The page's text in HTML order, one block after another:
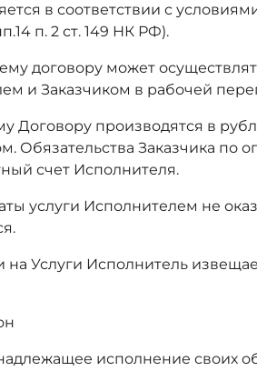
в соответствии с
п. 2 ст. 149 НК РФ).
договору может
и Заказчиком в рабочей
Договору производятся в
Обязательства Заказчика по
счет Исполнителя.
услуги Исполнителем не
Услуги Исполнитель
исполнение своих